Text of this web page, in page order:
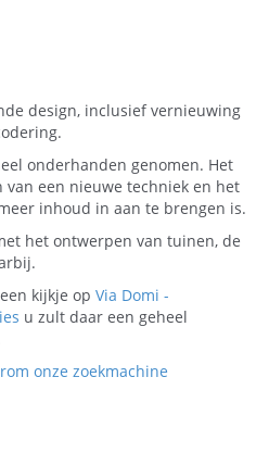
design, inclusief vernieuwing
onderhanden genomen. Het
een nieuwe techniek en het
inhoud in aan te brengen is.
het ontwerpen van tuinen, de
kijkje op Via Domi -
u zult daar een geheel
onze zoekmachine